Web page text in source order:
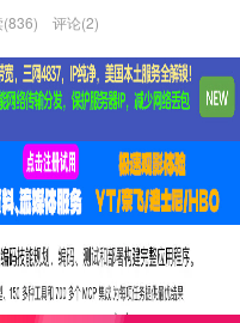
(836) 评论(2)